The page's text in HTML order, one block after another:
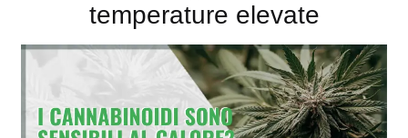
temperature elevate